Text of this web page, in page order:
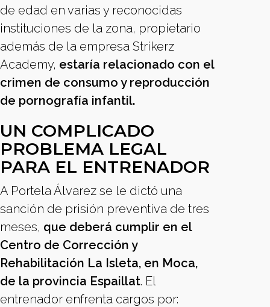
de edad en varias y reconocidas
instituciones de la zona, propietario
además de la empresa Strikerz
Academy, estaría relacionado con el
crimen de consumo y reproducción
de pornografía infantil.
UN COMPLICADO
PROBLEMA LEGAL
PARA EL ENTRENADOR
A Portela Álvarez se le dictó una
sanción de prisión preventiva de tres
meses, que deberá cumplir en el
Centro de Corrección y
Rehabilitación La Isleta, en Moca,
de la provincia Espaillat. El
entrenador enfrenta cargos por: